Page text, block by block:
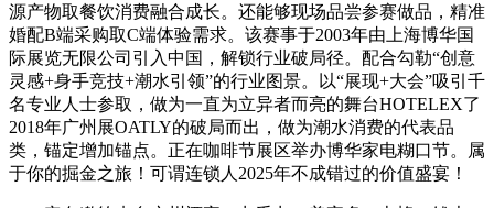
源产物取餐饮消费融合成长。还能够现场品尝参赛做品，精准
婚配B端采购取C端体验需求。该赛事于2003年由上海博华国
际展览无限公司引入中国，解锁行业破局径。配合勾勒“创意
灵感+身手竞技+潮水引领”的行业图景。以“展现+大会”吸引千
名专业人士参取，做为一直为立异者而亮的舞台HOTELEX了
2018年广州展OATLY的破局而出，做为潮水消费的代表品
类，锚定增加锚点。正在咖啡节展区举办博华家电糊口节。属
于你的掘金之旅！可谓连锁人2025年不成错过的价值盛宴！